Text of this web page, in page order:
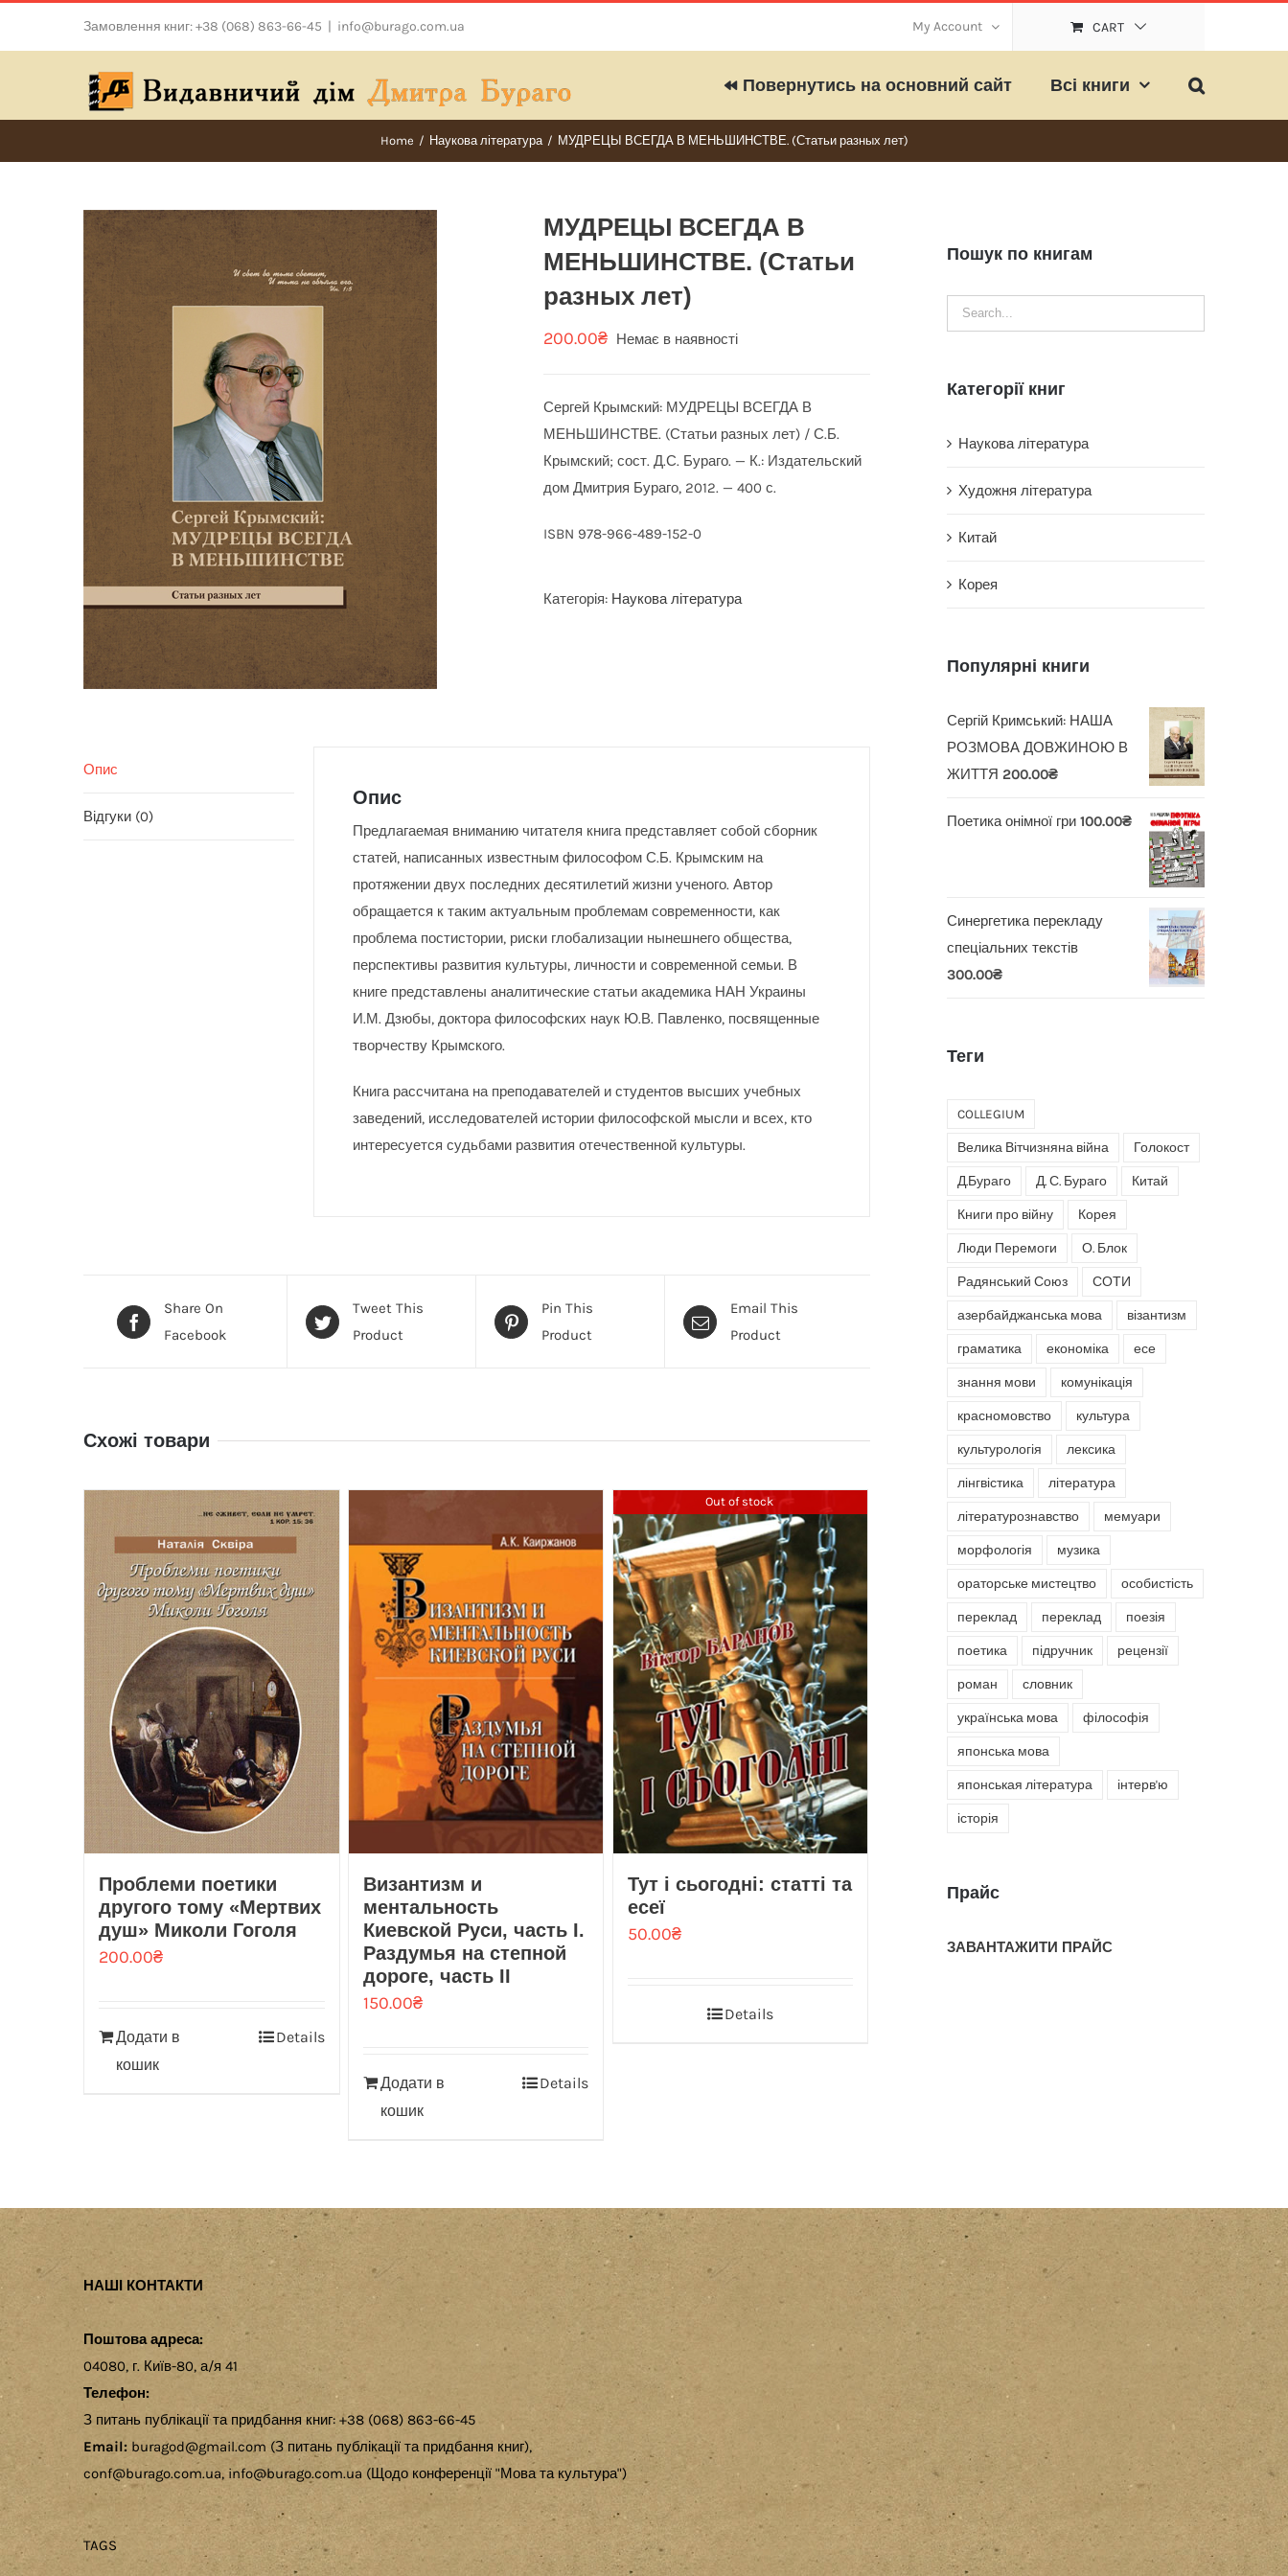
Замовлення книг: +38 (068) 863-66-45 | info@burago.com.ua My Account CART
Повернутись на основний сайт Всі книги
Home / Наукова література / МУДРЕЦЫ ВСЕГДА В МЕНЬШИНСТВЕ. (Статьи разных лет)
МУДРЕЦЫ ВСЕГДА В
МЕНЬШИНСТВЕ. (Статьи
разных лет)
200.00₴ Немає в наявності
Сергей Крымский: МУДРЕЦЫ ВСЕГДА В
МЕНЬШИНСТВЕ. (Статьи разных лет) / С.Б.
Крымский; сост. Д.С. Бураго. — К.: Издательский
дом Дмитрия Бураго, 2012. — 400 с.
ISBN 978-966-489-152-0
Категорія: Наукова література
Опис
Відгуки (0)
Опис
Предлагаемая вниманию читателя книга представляет собой сборник
статей, написанных известным философом С.Б. Крымским на
протяжении двух последних десятилетий жизни ученого. Автор
обращается к таким актуальным проблемам современности, как
проблема постистории, риски глобализации нынешнего общества,
перспективы развития культуры, личности и современной семьи. В
книге представлены аналитические статьи академика НАН Украины
И.М. Дзюбы, доктора философских наук Ю.В. Павленко, посвященные
творчеству Крымского.
Книга рассчитана на преподавателей и студентов высших учебных
заведений, исследователей истории философской мысли и всех, кто
интересуется судьбами развития отечественной культуры.
Share On
Facebook
Tweet This
Product
Pin This
Product
Email This
Product
Схожі товари
Проблеми поетики
другого тому «Мертвих
душ» Миколи Гоголя
200.00₴
Додати в
кошик
Details
Византизм и
ментальность
Киевской Руси, часть I.
Раздумья на степной
дороге, часть II
150.00₴
Додати в
кошик
Details
Out of stock
Тут і сьогодні: статті та
есеї
50.00₴
Details
Пошук по книгам
Категорії книг
Наукова література
Художня література
Китай
Корея
Популярні книги
Сергій Кримський: НАША
РОЗМОВА ДОВЖИНОЮ В
ЖИТТЯ 200.00₴
Поетика онімної гри 100.00₴
Синергетика перекладу
спеціальних текстів
300.00₴
Теги
COLLEGIUM
Велика Вітчизняна війна Голокост
Д.Бураго Д. С. Бураго Китай
Книги про війну Корея
Люди Перемоги О. Блок
Радянський Союз СОТИ
азербайджанська мова візантизм
граматика економіка есе
знання мови комунікація
красномовство культура
культурологія лексика
лінгвістика література
літературознавство мемуари
морфологія музика
ораторське мистецтво особистість
переклад переклад поезія
поетика підручник рецензії
роман словник
українська мова філософія
японська мова
японськая література інтерв'ю
історія
Прайс
ЗАВАНТАЖИТИ ПРАЙС
НАШІ КОНТАКТИ
Поштова адреса:
04080, г. Київ-80, а/я 41
Телефон:
З питань публікації та придбання книг: +38 (068) 863-66-45
Email: buragod@gmail.com (З питань публікації та придбання книг),
conf@burago.com.ua, info@burago.com.ua (Щодо конференції "Мова та культура")
TAGS